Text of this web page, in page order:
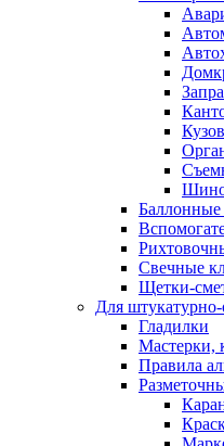
Свечные
Щетки-
Для
Гладилки
Мастерки,
Правила